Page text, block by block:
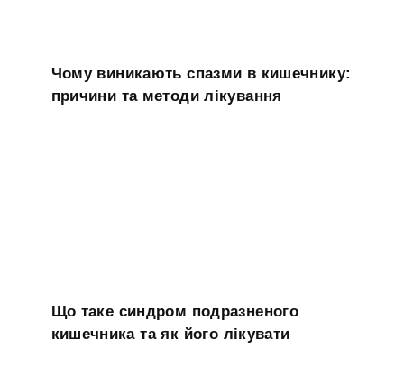
Чому виникають спазми в кишечнику:
причини та методи лікування
Що таке синдром подразненого
кишечника та як його лікувати